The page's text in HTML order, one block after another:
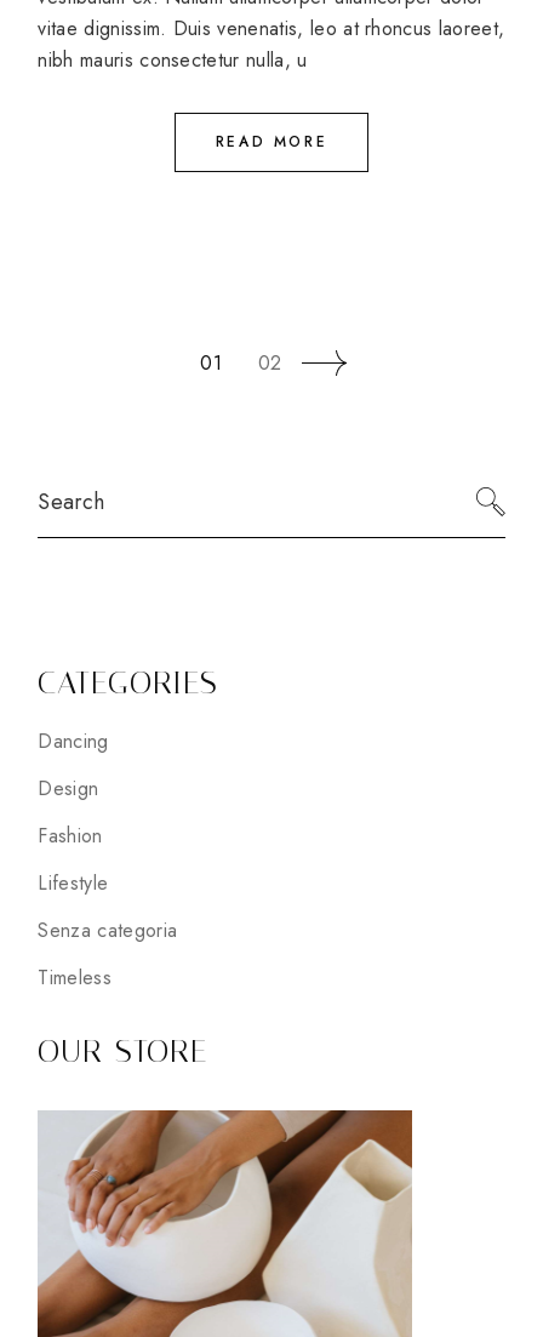
vitae dignissim. Duis venenatis, leo at rhoncus laoreet,
nibh mauris consectetur nulla, u
READ MORE
NAVIGAZIONE
01 02
CATEGORIES
Dancing
Design
Fashion
Lifestyle
Senza categoria
Timeless
OUR STORE